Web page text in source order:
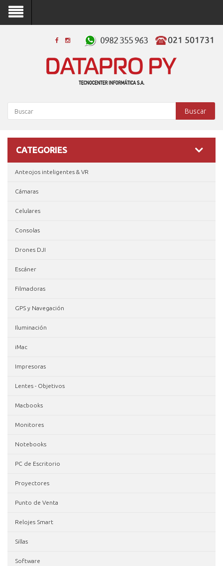
Buscar
CATEGORIES
Anteojos inteligentes & VR
Cámaras
Celulares
Consolas
Drones DJI
Escáner
Filmadoras
GPS y Navegación
Iluminación
iMac
Impresoras
Lentes - Objetivos
Macbooks
Monitores
Notebooks
PC de Escritorio
Proyectores
Punto de Venta
Relojes Smart
Sillas
Software